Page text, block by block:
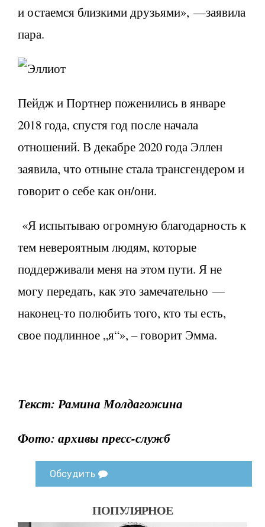
и остаемся близкими друзьями», —заявила
пара.
Пейдж и Портнер поженились в январе
2018 года, спустя год после начала
отношений. В декабре 2020 года Эллен
заявила, что отныне стала трансгендером и
говорит о себе как он/они.
«Я испытываю огромную благодарность к
тем невероятным людям, которые
поддерживали меня на этом пути. Я не
могу передать, как это замечательно —
наконец-то полюбить того, кто ты есть,
свое подлинное „я“», – говорит Эмма.
Текст: Рамина Молдагожина
Фото: архивы пресс-служб
Обсудить
ПОПУЛЯРНОЕ